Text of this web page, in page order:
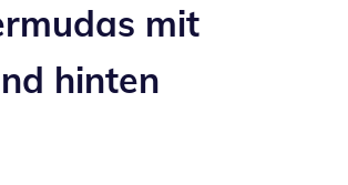
mit
hinten